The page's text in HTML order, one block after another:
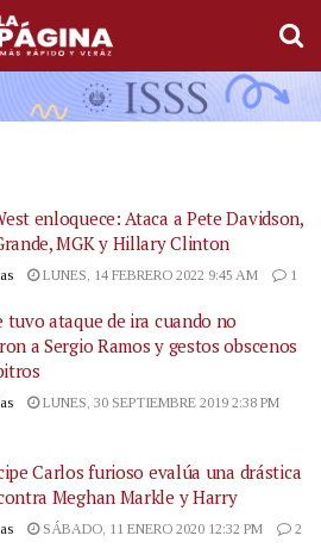
enloquece: Ataca a Pete Davidson,
MGK y Hillary Clinton
LUNES, 14 FEBRERO 2022 9:45 AM 1
tuvo ataque de ira cuando no
a Sergio Ramos y gestos obscenos
LUNES, 30 SEPTIEMBRE 2019 2:38 PM
Carlos furioso evalúa una drástica
Meghan Markle y Harry
SÁBADO, 11 ENERO 2020 12:32 PM 2